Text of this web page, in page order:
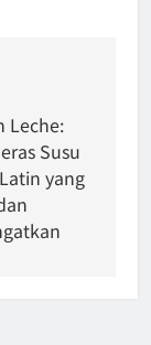
Leche:
Susu
yang